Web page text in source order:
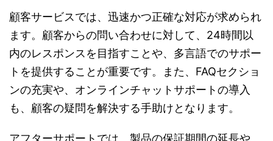
顧客サービスでは、迅速かつ正確な対応が求められ
ます。顧客からの問い合わせに対して、24時間以
内のレスポンスを目指すことや、多言語でのサポー
トを提供することが重要です。また、FAQセクショ
ンの充実や、オンラインチャットサポートの導入
も、顧客の疑問を解決する手助けとなります。
アフターサポートでは、製品の保証期間の延長や、